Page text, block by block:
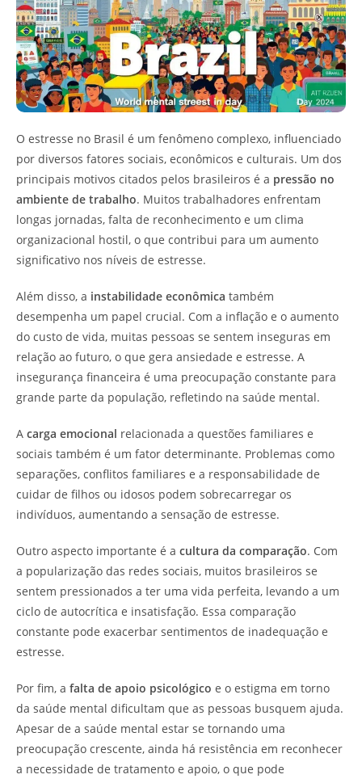
O estresse no Brasil é um fenômeno complexo, influenciado
por diversos fatores sociais, econômicos e culturais. Um dos
principais motivos citados pelos brasileiros é a pressão no
ambiente de trabalho. Muitos trabalhadores enfrentam
longas jornadas, falta de reconhecimento e um clima
organizacional hostil, o que contribui para um aumento
significativo nos níveis de estresse.
Além disso, a instabilidade econômica também
desempenha um papel crucial. Com a inflação e o aumento
do custo de vida, muitas pessoas se sentem inseguras em
relação ao futuro, o que gera ansiedade e estresse. A
insegurança financeira é uma preocupação constante para
grande parte da população, refletindo na saúde mental.
A carga emocional relacionada a questões familiares e
sociais também é um fator determinante. Problemas como
separações, conflitos familiares e a responsabilidade de
cuidar de filhos ou idosos podem sobrecarregar os
indivíduos, aumentando a sensação de estresse.
Outro aspecto importante é a cultura da comparação. Com
a popularização das redes sociais, muitos brasileiros se
sentem pressionados a ter uma vida perfeita, levando a um
ciclo de autocrítica e insatisfação. Essa comparação
constante pode exacerbar sentimentos de inadequação e
estresse.
Por fim, a falta de apoio psicológico e o estigma em torno
da saúde mental dificultam que as pessoas busquem ajuda.
Apesar de a saúde mental estar se tornando uma
preocupação crescente, ainda há resistência em reconhecer
a necessidade de tratamento e apoio, o que pode